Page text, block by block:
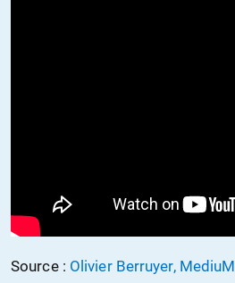
Source : Olivier Berruyer, MediuM